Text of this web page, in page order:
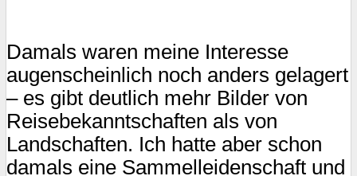
Damals waren meine Interesse
augenscheinlich noch anders gelagert
– es gibt deutlich mehr Bilder von
Reisebekanntschaften als von
Landschaften. Ich hatte aber schon
damals eine Sammelleidenschaft und